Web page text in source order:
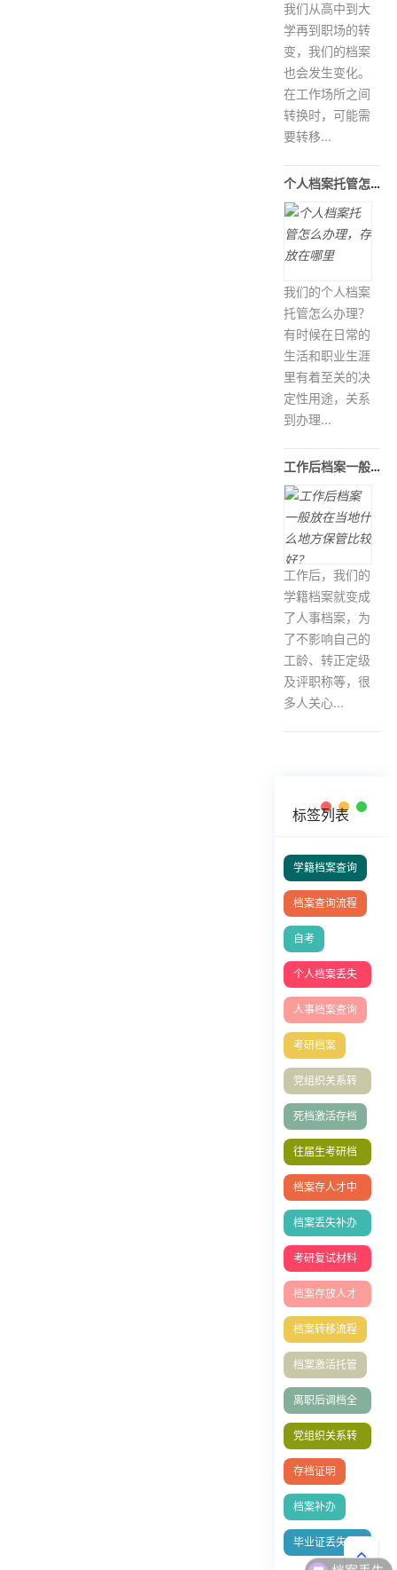
我们从高中到大
学再到职场的转
变，我们的档案
也会发生变化。
在工作场所之间
转换时，可能需
要转移...
个人档案托管怎么办理，存放在哪里
我们的个人档案
托管怎么办理？
有时候在日常的
生活和职业生涯
里有着至关的决
定性用途，关系
到办理...
工作后档案一般放在当地什么地方保
工作后，我们的
学籍档案就变成
了人事档案，为
了不影响自己的
工龄、转正定级
及评职称等，很
多人关心...
标签列表
学籍档案查询
档案查询流程
自考
个人档案丢失
如何补办
人事档案查询
考研档案
党组织关系转
移
死档激活存档
往届生考研档
案问题
档案存人才中
心
档案丢失补办
流程
考研复试材料
清单
档案存放人才
中心
档案转移流程
档案激活托管
离职后调档全
攻略
党组织关系转
接
存档证明
档案补办
毕业证丢失补
档案丢失